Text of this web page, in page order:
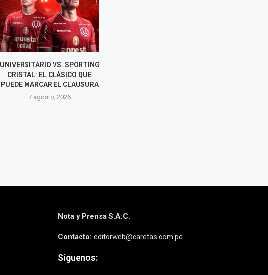
UNIVERSITARIO VS. SPORTING
CRISTAL: EL CLÁSICO QUE
PUEDE MARCAR EL CLAUSURA
7 agosto, 2026
Nota y Prensa S.A.C.
Contacto: editorweb@caretas.com.pe
Síguenos: